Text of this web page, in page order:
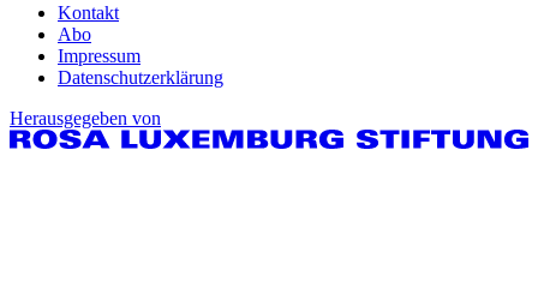
Kontakt
Abo
Impressum
Datenschutzerklärung
Herausgegeben von